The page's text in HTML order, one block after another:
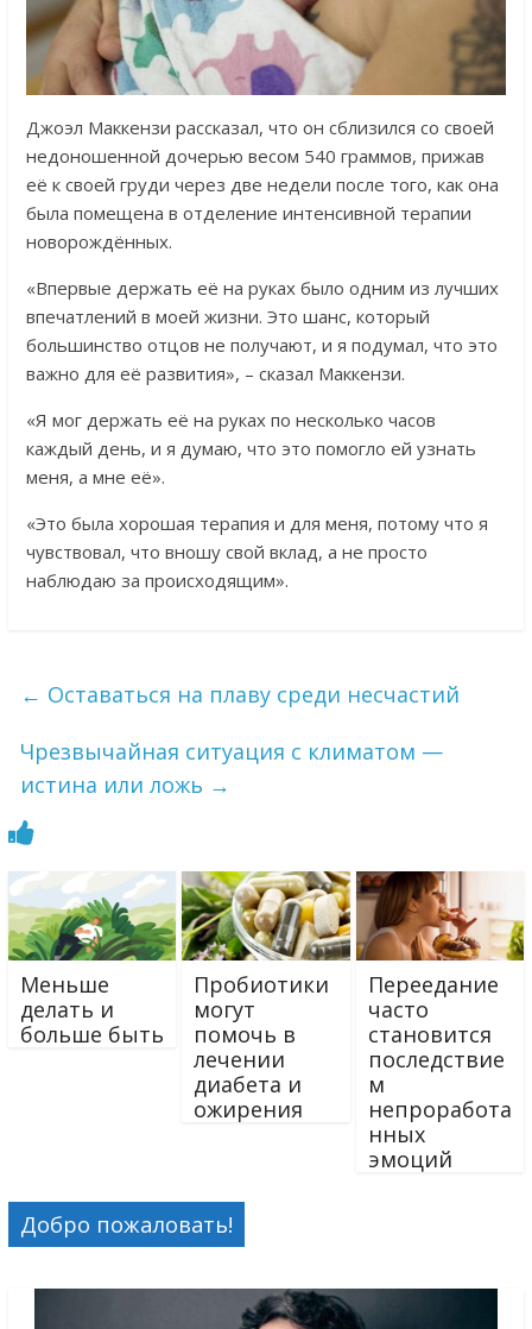
Джоэл Маккензи рассказал, что он сблизился со своей
недоношенной дочерью весом 540 граммов, прижав
её к своей груди через две недели после того, как она
была помещена в отделение интенсивной терапии
новорождённых.
«Впервые держать её на руках было одним из лучших
впечатлений в моей жизни. Это шанс, который
большинство отцов не получают, и я подумал, что это
важно для её развития», – сказал Маккензи.
«Я мог держать её на руках по несколько часов
каждый день, и я думаю, что это помогло ей узнать
меня, а мне её».
«Это была хорошая терапия и для меня, потому что я
чувствовал, что вношу свой вклад, а не просто
наблюдаю за происходящим».
← Оставаться на плаву среди несчастий
Чрезвычайная ситуация с климатом —
истина или ложь →
Меньше
делать и
больше быть
Пробиотики
могут
помочь в
лечении
диабета и
ожирения
Переедание
часто
становится
последствие
м
непроработа
нных
эмоций
Добро пожаловать!